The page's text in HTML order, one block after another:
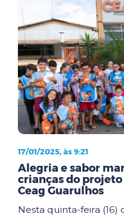
17/01/2025, às 9:21
Alegria e sabor
crianças do projeto
Ceag Guarulhos
Nesta quinta-feira (16)